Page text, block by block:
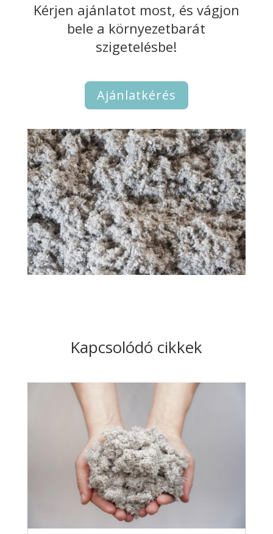
Kérjen ajánlatot most, és vágjon
bele a környezetbarát
szigetelésbe!
Ajánlatkérés
Kapcsolódó cikkek